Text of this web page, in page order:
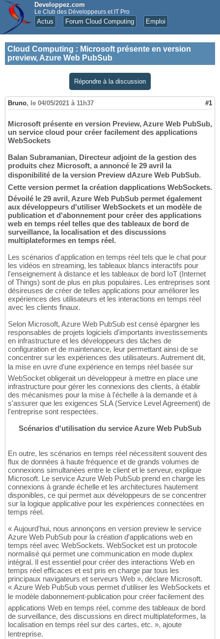
Developpez.com
Le Club des Développeurs et IT Pro
Actus Forum Cloud Computing Emploi
Cloud Computing : Microsoft présente en version
preview, Azure Web PubSub
Répondre à la discussion
Bruno, le 04/05/2021 à 11h37 #1
Microsoft présente en version Preview, Azure Web PubSub,
un service cloud pour créer facilement des applications
WebSockets
Balan Subramanian, Directeur adjoint de la gestion des
produits chez Microsoft, a annoncé le 29 avril la
disponibilité de la version Preview dAzure Web PubSub.
Cette version permet la création dapplications WebSockets.
Dévoilé le 29 avril, Azure Web PubSub permet également
aux développeurs d'utiliser WebSockets et un modèle de
publication et d'abonnement pour créer des applications
web en temps réel telles que des tableaux de bord de
surveillance, la localisation et des discussions
multiplateformes en temps réel.
Les scénarios d'application en temps réel tels que le chat pour
les vidéos en streaming, les tableaux blancs interactifs pour
l'enseignement à distance et les tableaux de bord IoT (Internet
of Things) sont de plus en plus populaires. Les entreprises sont
désireuses de créer de telles applications pour améliorer les
expériences des utilisateurs et les interactions en temps réel
avec les clients finaux.
Selon Microsoft, Azure Web PubSub est censé épargner les
responsables de projets logiciels d'importants investissements
en infrastructure et les développeurs des tâches de
configuration et de maintenance, leur permettant ainsi de se
concentrer sur les expériences des utilisateurs. Autrement dit,
la mise en uvre d'une expérience en temps réel basée sur
WebSocket obligerait un développeur à mettre en place une
infrastructure pour gérer les connexions des clients, à établir
des mécanismes pour la mise à l'échelle à la demande et à
s'assurer que les exigences SLA (Service Level Agreement) de
l'entreprise sont respectées.
Scénarios d'utilisation du service Azure Web PubSub
En outre, les scénarios en temps réel nécessitent souvent des
flux de données à haute fréquence et de grands volumes de
connexions simultanées entre le client et le serveur, explique
Microsoft. Le service Azure Web PubSub prend en charge les
connexions à grande échelle et les architectures hautement
disponibles, ce qui permet aux développeurs de se concentrer
sur la logique applicative pour les expériences connectées en
temps réel.
« Aujourd'hui, nous annonçons en version preview le service
Azure Web PubSub pour la création d'applications web en
temps réel avec WebSockets. WebSocket est un protocole
normalisé qui permet une communication en mode duplex
intégral. Il est essentiel pour créer des interactions Web en
temps réel efficaces et est pris en charge par tous les
principaux navigateurs et serveurs Web », déclare Microsoft.
« Azure Web PubSub vous permet d'utiliser les WebSockets et
le modèle dabonnement-publication pour créer facilement des
applications Web en temps réel, comme des tableaux de bord
de surveillance, des discussions en direct multiplateformes, la
localisation en temps réel sur des cartes, etc. », ajoute
lentreprise.